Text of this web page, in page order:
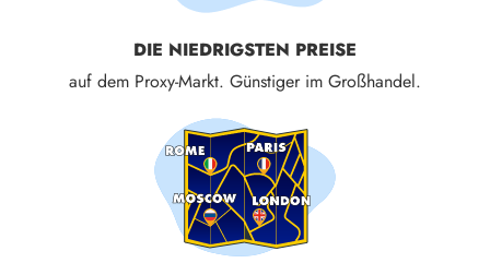
DIE NIEDRIGSTEN PREISE
auf dem Proxy-Markt. Günstiger im Großhandel.